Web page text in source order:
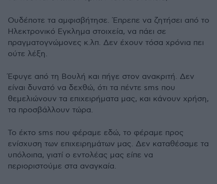
Ουδέποτε τα αμφισβήτησε. Έπρεπε να ζητήσει από το
Ηλεκτρονικό Εγκλημα στοιχεία, να πάει σε
πραγματογνώμονες κ.λπ. Δεν έχουν τόσα χρόνια πει
ούτε λέξη.
Έφυγε από τη Βουλή και πήγε στον ανακριτή. Δεν
είναι δυνατό να δεχθώ, ότι τα πέντε sms που
θεμελιώνουν τα επιχειρήματα μας, και κάνουν χρήση,
τα προσβάλλουν τώρα.
Το έκτο sms που φέραμε εδώ, το φέραμε προς
ενίσχυση των επιχειρημάτων μας. Δεν καταθέσαμε τα
υπόλοιπα, γιατί ο εντολέας μας είπε να
περιοριστούμε στα αναγκαία.